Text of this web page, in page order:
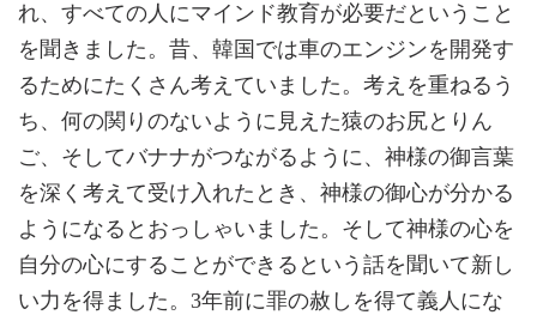
れ、すべての人にマインド教育が必要だということ
を聞きました。昔、韓国では車のエンジンを開発す
るためにたくさん考えていました。考えを重ねるう
ち、何の関りのないように見えた猿のお尻とりん
ご、そしてバナナがつながるように、神様の御言葉
を深く考えて受け入れたとき、神様の御心が分かる
ようになるとおっしゃいました。そして神様の心を
自分の心にすることができるという話を聞いて新し
い力を得ました。3年前に罪の赦しを得て義人にな